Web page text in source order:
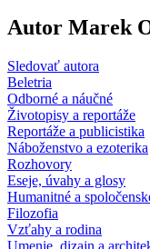
Autor Marek
Sledovať autora
Beletria
Odborné a náučné
Životopisy a reportáže
Reportáže a publicistika
Náboženstvo a ezoterika
Rozhovory
Eseje, úvahy a glosy
Humanitné a
Filozofia
Vzťahy a rodina
Umenie, dizajn a